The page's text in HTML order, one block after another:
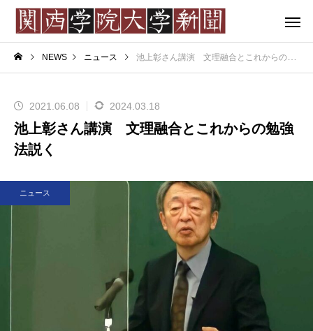
NEWS ニュース 池上彰さん講演 文理融合とこれからの勉強法説く
2021.06.08 2024.03.18
池上彰さん講演 文理融合とこれからの勉強
法説く
ニュース